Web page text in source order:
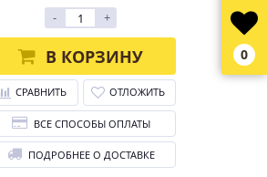
- +
В КОРЗИНУ
СРАВНИТЬ ОТЛОЖИТЬ
ВСЕ СПОСОБЫ ОПЛАТЫ
ПОДРОБНЕЕ О ДОСТАВКЕ
0